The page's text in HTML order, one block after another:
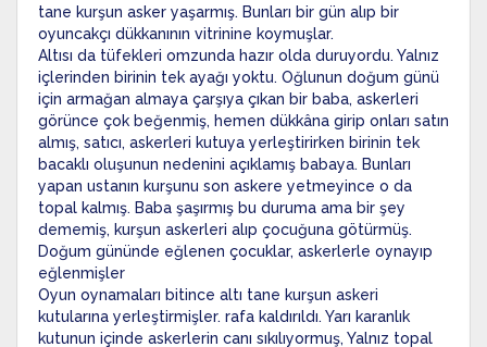
tane kurşun asker yaşarmış. Bunları bir gün alıp bir
oyuncakçı dükkanının vitrinine koymuşlar.
Altısı da tüfekleri omzunda hazır olda duruyordu. Yalnız
içlerinden birinin tek ayağı yoktu. Oğlunun doğum günü
için armağan almaya çarşıya çıkan bir baba, askerleri
görünce çok beğenmiş, hemen dükkâna girip onları satın
almış, satıcı, askerleri kutuya yerleştirirken birinin tek
bacaklı oluşunun nedenini açıklamış babaya. Bunları
yapan ustanın kurşunu son askere yetmeyince o da
topal kalmış. Baba şaşırmış bu duruma ama bir şey
dememiş, kurşun askerleri alıp çocuğuna götürmüş.
Doğum gününde eğlenen çocuklar, askerlerle oynayıp
eğlenmişler
Oyun oynamaları bitince altı tane kurşun askeri
kutularına yerleştirmişler. rafa kaldırıldı. Yarı karanlık
kutunun içinde askerlerin canı sıkılıyormuş, Yalnız topal